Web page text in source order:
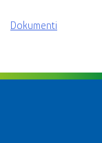
Dokumenti